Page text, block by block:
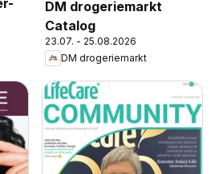
DM drogeriemarkt
Catalog
23.07. - 25.08.2026
DM drogeriemarkt